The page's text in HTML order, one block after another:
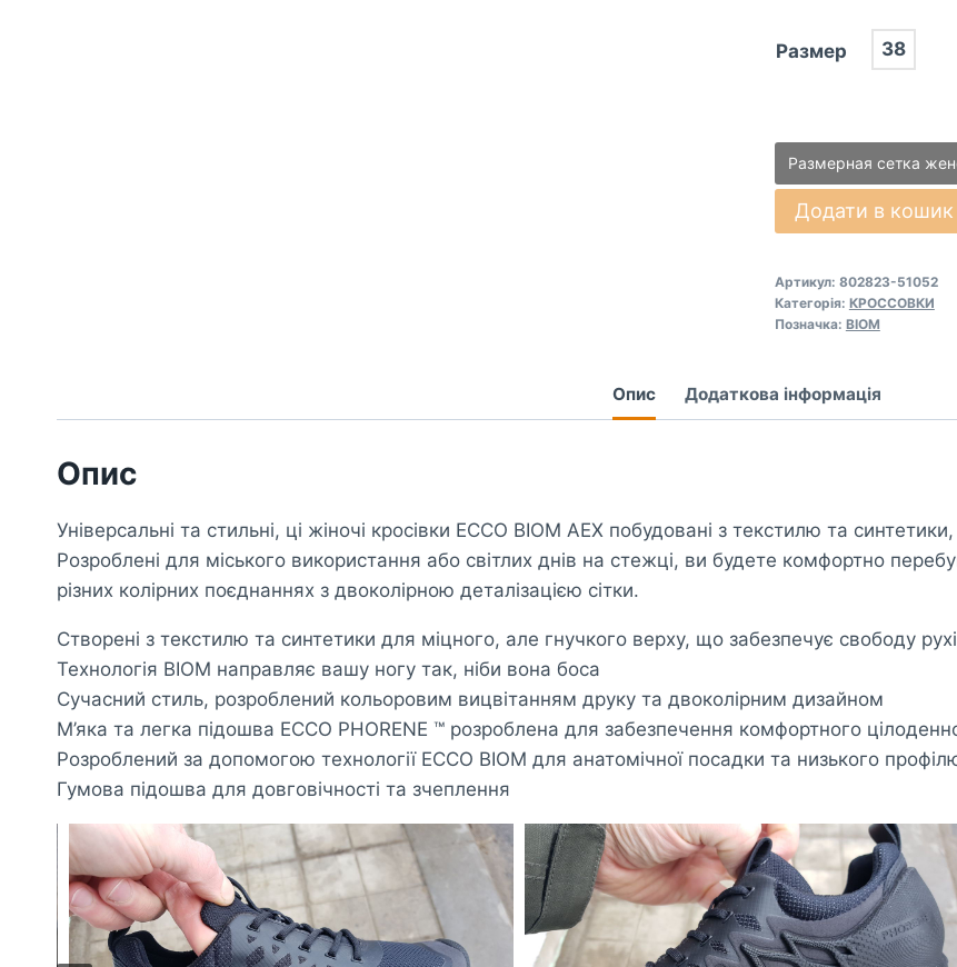
Размер 38
Размерная сетка
Кросівки
ECCO
AEX
(802823-
кількість
Додати в кошик
Артикул: 802823-51052
Категорія: КРОССОВКИ
Позначка: BIOM
Опис Додаткова інформація
Опис
Універсальні та стильні, ці жіночі кросівки ECCO BIOM AEX побудовані з текстилю та
Розроблені для міського використання або світлих днів на стежці, ви будете комфортно
різних колірних поєднаннях з двоколірною деталізацією сітки.
Створені з текстилю та синтетики для міцного, але гнучкого верху, що забезпечує свободу
Технологія BIOM направляє вашу ногу так, ніби вона боса
Сучасний стиль, розроблений кольоровим вицвітанням друку та двоколірним дизайном
М’яка та легка підошва ECCO PHORENE ™ розроблена для забезпечення комфортного
Розроблений за допомогою технології ECCO BIOM для анатомічної посадки та низького
Гумова підошва для довговічності та зчеплення